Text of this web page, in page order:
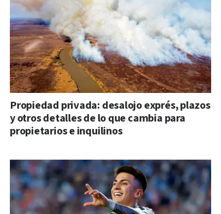
Propiedad privada: desalojo exprés, plazos
y otros detalles de lo que cambia para
propietarios e inquilinos